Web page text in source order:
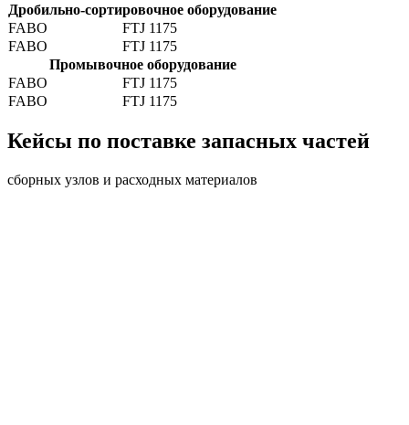
Дробильно-сортировочное оборудование
FABO
FTJ 1175
FABO
FTJ 1175
Промывочное оборудование
FABO
FTJ 1175
FABO
FTJ 1175
Кейсы по поставке запасных частей
сборных узлов и расходных материалов